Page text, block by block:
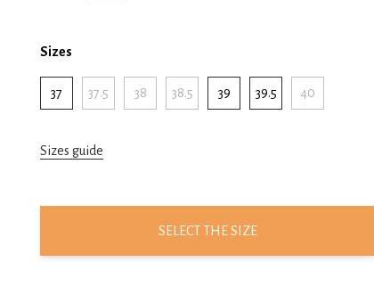
Sizes
37 37.5 38 38.5 39 39.5 40
Sizes guide
SELECT THE SIZE